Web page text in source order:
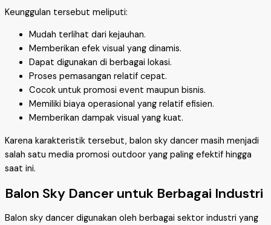
Keunggulan tersebut meliputi:
Mudah terlihat dari kejauhan.
Memberikan efek visual yang dinamis.
Dapat digunakan di berbagai lokasi.
Proses pemasangan relatif cepat.
Cocok untuk promosi event maupun bisnis.
Memiliki biaya operasional yang relatif efisien.
Memberikan dampak visual yang kuat.
Karena karakteristik tersebut, balon sky dancer masih menjadi
salah satu media promosi outdoor yang paling efektif hingga
saat ini.
Balon Sky Dancer untuk Berbagai Industri
Balon sky dancer digunakan oleh berbagai sektor industri yang